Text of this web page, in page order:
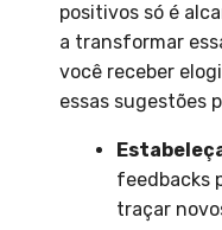
positivos só é
a transformar
você receber
essas sugestões
feedbacks
traçar